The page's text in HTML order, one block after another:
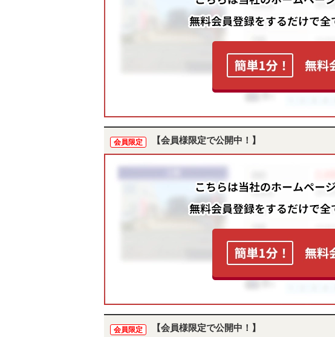
会員限定 【会員様限定で公開中！】
会員限定 【会員様限定で公開中！】